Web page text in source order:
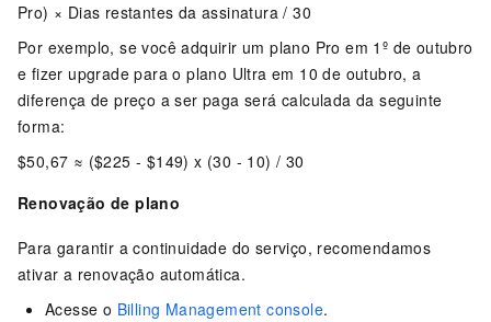
Pro) × Dias restantes da assinatura / 30
Por exemplo, se você adquirir um plano Pro em 1º de outubro
e fizer upgrade para o plano Ultra em 10 de outubro, a
diferença de preço a ser paga será calculada da seguinte
forma:
$50,67 ≈ ($225 - $149) x (30 - 10) / 30
Renovação de plano
Para garantir a continuidade do serviço, recomendamos
ativar a renovação automática.
Acesse o Billing Management console.